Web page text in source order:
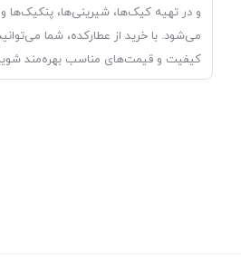
و در تهیه کیک‌ها، شیرینی‌ها، پنکیک‌ها و
می‌شود. با خرید از عطارکده، شما
کیفیت و قیمت‌های مناسب بهره‌مند